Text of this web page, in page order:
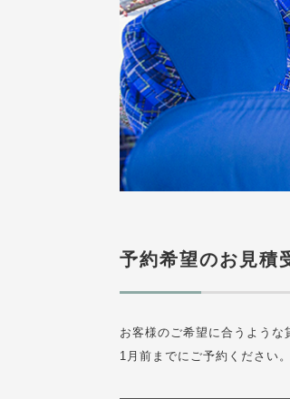
予約希望のお見積
お客様のご希望に合うような
1月前までにご予約ください